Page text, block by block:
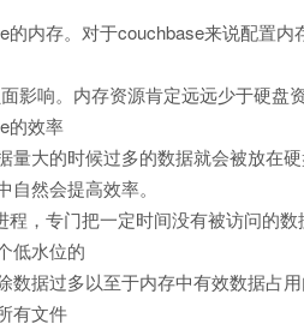
的内存。对于couchbase来说配置
影响。内存资源肯定远远少于硬
的效率
量大的时候过多的数据就会被放在
然会提高效率。
程，专门把一定时间没有被访问的
低水位的
数据过多以至于内存中有效数据占
有文件